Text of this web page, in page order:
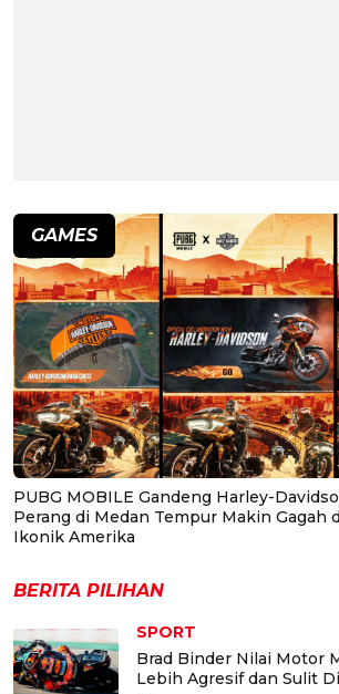
GAMES
PUBG MOBILE Gandeng Harley-
Perang di Medan Tempur Makin Gagah
Ikonik Amerika
BERITA PILIHAN
SPORT
Brad Binder Nilai Motor
Lebih Agresif dan Sulit